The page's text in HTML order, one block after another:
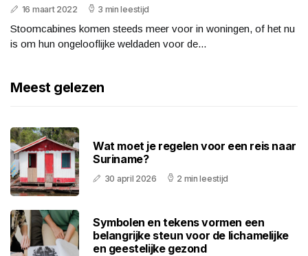
16 maart 2022 3 min leestijd
Stoomcabines komen steeds meer voor in woningen, of het nu
is om hun ongelooflijke weldaden voor de...
Meest gelezen
Wat moet je regelen voor een reis naar
Suriname?
30 april 2026 2 min leestijd
Symbolen en tekens vormen een
belangrijke steun voor de lichamelijke
en geestelijke gezond